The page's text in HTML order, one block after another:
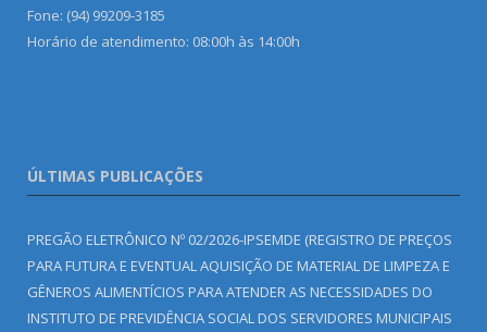
Fone: (94) 99209-3185
Horário de atendimento: 08:00h às 14:00h
ÚLTIMAS PUBLICAÇÕES
PREGÃO ELETRÔNICO Nº 02/2026-IPSEMDE (REGISTRO DE PREÇOS
PARA FUTURA E EVENTUAL AQUISIÇÃO DE MATERIAL DE LIMPEZA E
GÊNEROS ALIMENTÍCIOS PARA ATENDER AS NECESSIDADES DO
INSTITUTO DE PREVIDÊNCIA SOCIAL DOS SERVIDORES MUNICIPAIS